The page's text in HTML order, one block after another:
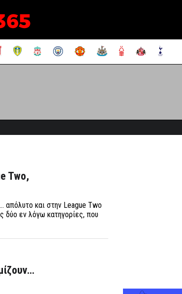
Two,
απόλυτο και στην League Two
δύο εν λόγω κατηγορίες, που